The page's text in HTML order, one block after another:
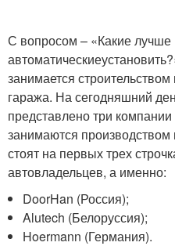
С вопросом – «Какие лучше
занимается
гаража. На сегодняшний
представлено три
занимаются
стоят на первых трех
автовладельцев, а именно:
DoorHan (Россия);
Alutech (Белоруссия);
Hoermann (Германия).